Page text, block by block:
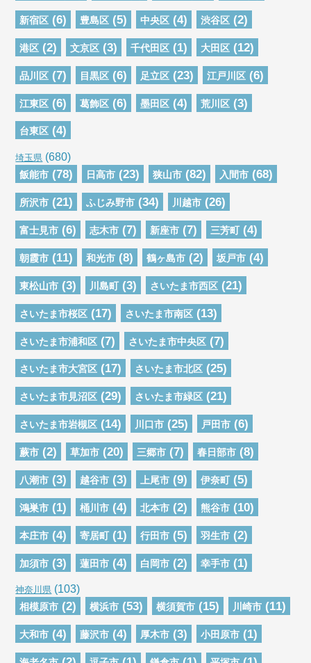
新宿区 (6) 豊島区 (5) 中央区 (4) 渋谷区 (2)
港区 (2) 文京区 (3) 千代田区 (1) 大田区 (12)
品川区 (7) 目黒区 (6) 足立区 (23) 江戸川区 (6)
江東区 (6) 葛飾区 (6) 墨田区 (4) 荒川区 (3)
台東区 (4)
埼玉県 (680)
飯能市 (78) 日高市 (23) 狭山市 (82) 入間市 (68)
所沢市 (21) ふじみ野市 (34) 川越市 (26)
富士見市 (6) 志木市 (7) 新座市 (7) 三芳町 (4)
朝霞市 (11) 和光市 (8) 鶴ヶ島市 (2) 坂戸市 (4)
東松山市 (3) 川島町 (3) さいたま市西区 (21)
さいたま市桜区 (17) さいたま市南区 (13)
さいたま市浦和区 (7) さいたま市中央区 (7)
さいたま市大宮区 (17) さいたま市北区 (25)
さいたま市見沼区 (29) さいたま市緑区 (21)
さいたま市岩槻区 (14) 川口市 (25) 戸田市 (6)
蕨市 (2) 草加市 (20) 三郷市 (7) 春日部市 (8)
八潮市 (3) 越谷市 (3) 上尾市 (9) 伊奈町 (5)
鴻巣市 (1) 桶川市 (4) 北本市 (2) 熊谷市 (10)
本庄市 (4) 寄居町 (1) 行田市 (5) 羽生市 (2)
加須市 (3) 蓮田市 (4) 白岡市 (2) 幸手市 (1)
神奈川県 (103)
相模原市 (2) 横浜市 (53) 横須賀市 (15) 川崎市 (11)
大和市 (4) 藤沢市 (4) 厚木市 (3) 小田原市 (1)